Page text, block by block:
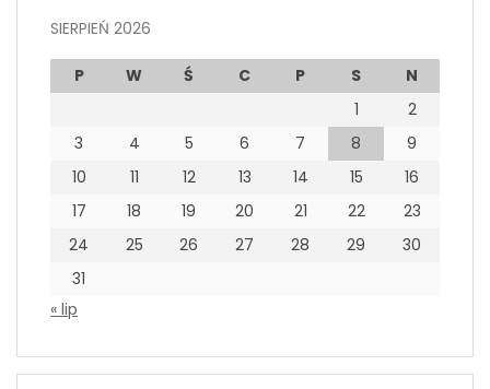
SIERPIEŃ 2026
P W Ś C P S
N
1
2
3
4 5 6 7 8
9
10
11 12 13 14 15
16
17
18 19 20 21 22
23
24
25 26 27 28 29
30
31
« lip